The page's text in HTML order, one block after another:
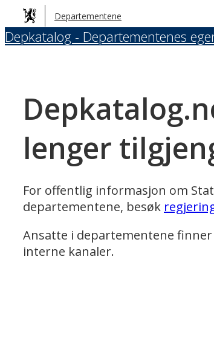
Hopp
til
hovedinnhold
Departementene
Depkatalog - Departementenes
lenger
For offentlig informasjon om
departementene, besøk
Ansatte i departementene
interne kanaler.